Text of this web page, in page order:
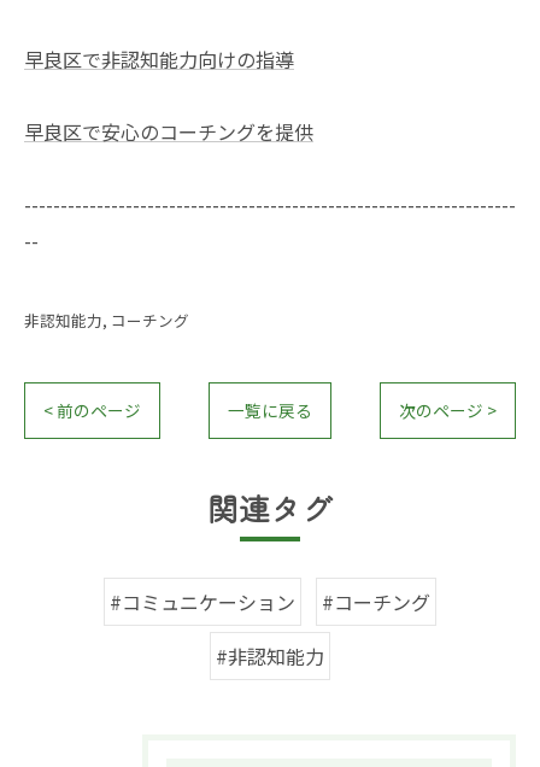
早良区で非認知能力向けの指導
早良区で安心のコーチングを提供
--------------------------------------------------------------------
--
非認知能力 コーチング
< 前のページ 一覧に戻る 次のページ >
関連タグ
#コミュニケーション
#コーチング
#非認知能力